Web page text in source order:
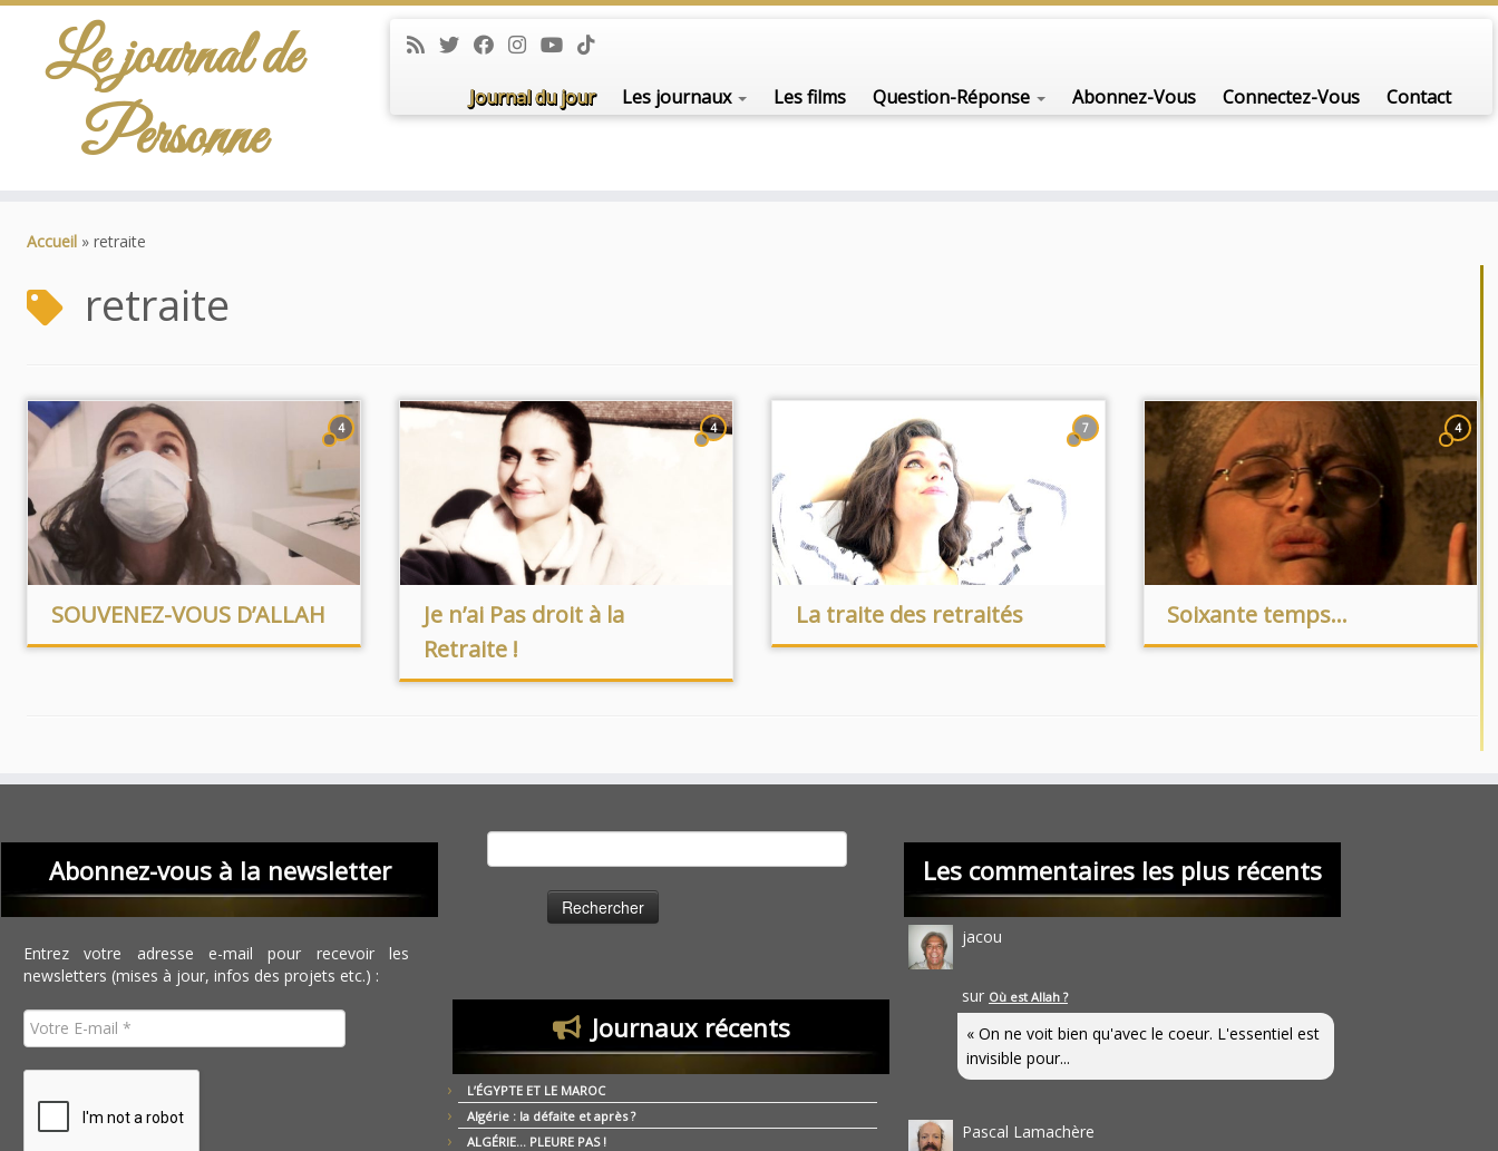
Le journal de
Personne
Journal du jour Les journaux Les films Question-Réponse Abonnez-Vous Connectez-Vous Contact
Accueil » retraite
retraite
4
SOUVENEZ-VOUS D’ALLAH
4
Je n’ai Pas droit à la
Retraite !
7
La traite des retraités
4
Soixante temps…
Abonnez-vous à la newsletter
Entrez votre adresse e-mail pour recevoir les
newsletters (mises à jour, infos des projets etc.) :
Journaux récents
L’ÉGYPTE ET LE MAROC
Algérie : la défaite et après ?
ALGÉRIE… PLEURE PAS !
Les commentaires les plus récents
jacou
sur Où est Allah ?
« On ne voit bien qu'avec le coeur. L'essentiel est
invisible pour...
Pascal Lamachère